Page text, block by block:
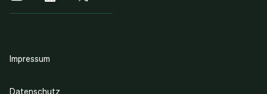
Impressum
Datenschutz